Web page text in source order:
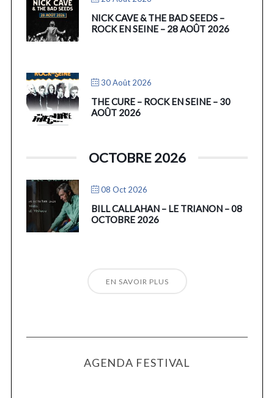
NICK CAVE & THE BAD SEEDS –
ROCK EN SEINE – 28 AOÛT 2026
30 Août 2026
THE CURE – ROCK EN SEINE – 30
AOÛT 2026
OCTOBRE 2026
08 Oct 2026
BILL CALLAHAN – LE TRIANON – 08
OCTOBRE 2026
EN SAVOIR PLUS
AGENDA FESTIVAL